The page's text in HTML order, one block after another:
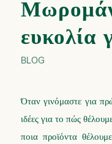
ευκολία
BLOG
Όταν γινόμαστε για
ιδέες για το πώς
ποια προϊόντα